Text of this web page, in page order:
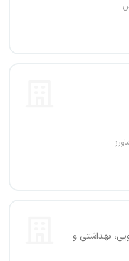
بهداشتی و